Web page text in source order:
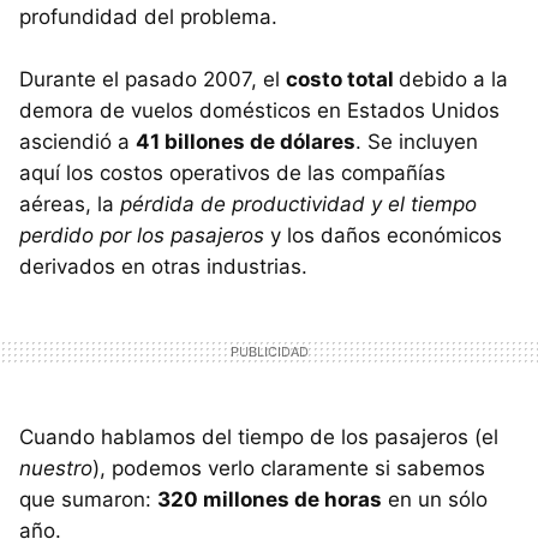
profundidad del problema.
Durante el pasado 2007, el costo total debido a la
demora de vuelos domésticos en Estados Unidos
asciendió a 41 billones de dólares. Se incluyen
aquí los costos operativos de las compañías
aéreas, la pérdida de productividad y el tiempo
perdido por los pasajeros y los daños económicos
derivados en otras industrias.
Cuando hablamos del tiempo de los pasajeros (el
nuestro), podemos verlo claramente si sabemos
que sumaron: 320 millones de horas en un sólo
año.